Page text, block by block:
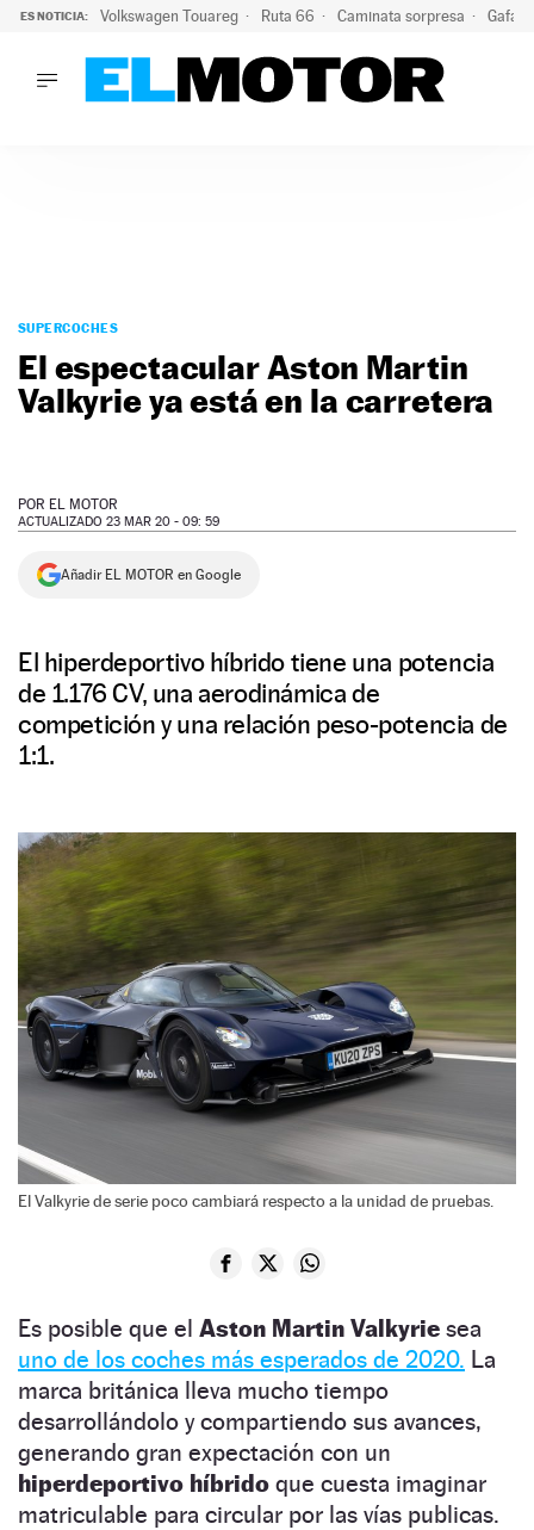
ES NOTICIA: Volkswagen Touareg Ruta 66 Caminata sorpresa Gafas
PODCAST
MOTOS
TECNOLOGÍA
SUPERCOCHES
SERVICIOS
NEWSLETTER
SUPERCOCHES
El espectacular Aston Martin
Valkyrie ya está en la carretera
POR EL MOTOR
ACTUALIZADO 23 MAR 20 - 09: 59
Añadir EL MOTOR en Google
El hiperdeportivo híbrido tiene una potencia
de 1.176 CV, una aerodinámica de
competición y una relación peso-potencia de
1:1.
El Valkyrie de serie poco cambiará respecto a la unidad de pruebas.
Es posible que el Aston Martin Valkyrie sea
uno de los coches más esperados de 2020. La
marca británica lleva mucho tiempo
desarrollándolo y compartiendo sus avances,
generando gran expectación con un
hiperdeportivo híbrido que cuesta imaginar
matriculable para circular por las vías publicas.